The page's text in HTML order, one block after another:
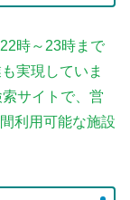
時～23時まで
実現していま
サイトで、営
利用可能な施設